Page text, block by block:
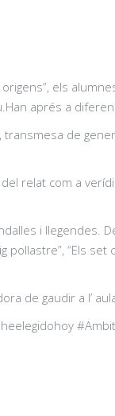
els
aprés a
de
relat com a
i llegendes.
“Els set
de gaudir a l’